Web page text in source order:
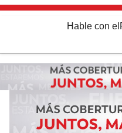
Hable con el